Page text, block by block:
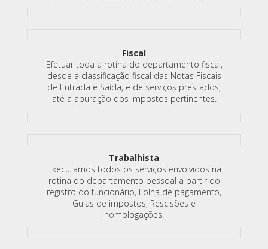
Fiscal
Efetuar toda a rotina do departamento fiscal,
desde a classificação fiscal das Notas Fiscais
de Entrada e Saída, e de serviços prestados,
até a apuração dos impostos pertinentes.
Trabalhista
Executamos todos os serviços envolvidos na
rotina do departamento pessoal a partir do
registro do funcionário, Folha de pagamento,
Guias de impostos, Rescisões e
homologações.